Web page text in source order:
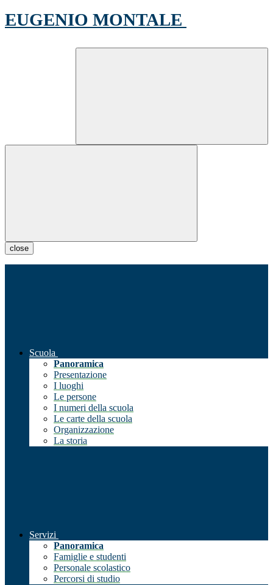
EUGENIO MONTALE
close
Scuola
Panoramica
Presentazione
I luoghi
Le persone
I numeri della scuola
Le carte della scuola
Organizzazione
La storia
Servizi
Panoramica
Famiglie e studenti
Personale scolastico
Percorsi di studio